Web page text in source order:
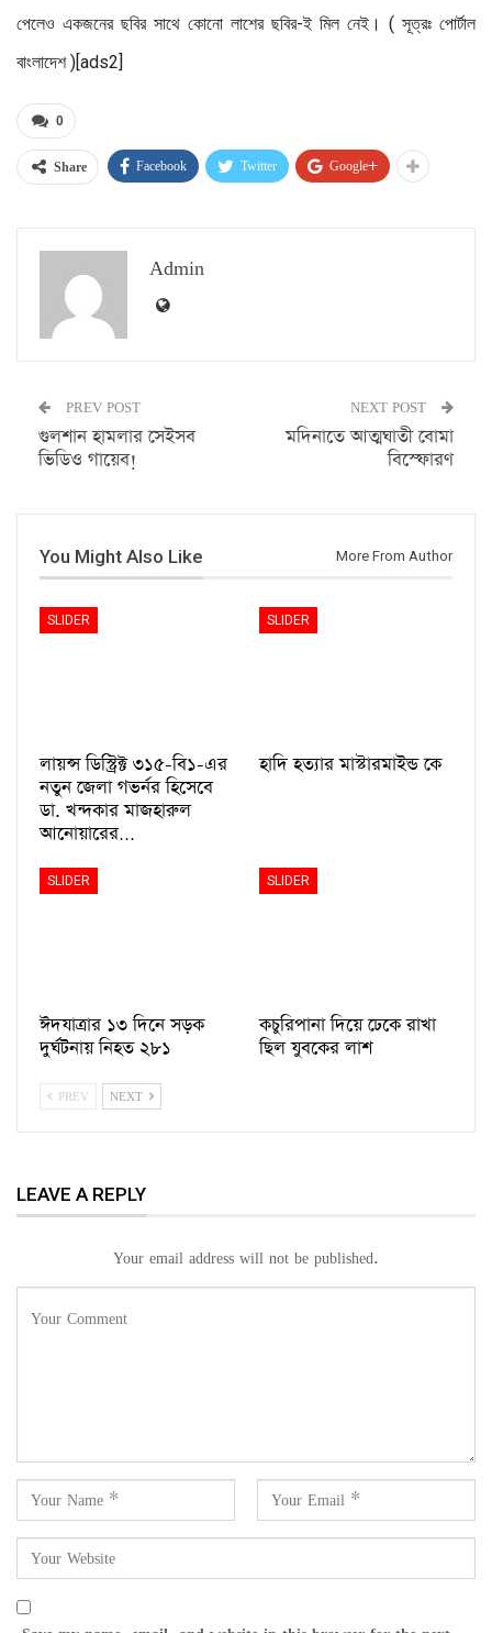
পেলেও একজনের ছবির সাথে কোনো লাশের ছবির-ই মিল নেই। ( সূত্রঃ পোর্টাল
বাংলাদেশ )[ads2]
0
Share Facebook Twitter Google+
Admin
PREV POST
গুলশান হামলার সেইসব
ভিডিও গায়েব!
NEXT POST
মদিনাতে আত্মঘাতী বোমা
বিস্ফোরণ
You Might Also Like More From Author
SLIDER
লায়ন্স ডিস্ট্রিক্ট ৩১৫-বি১-এর
নতুন জেলা গভর্নর হিসেবে
ডা. খন্দকার মাজহারুল
আনোয়ারের…
SLIDER
হাদি হত্যার মাস্টারমাইন্ড কে
SLIDER
ঈদযাত্রার ১৩ দিনে সড়ক
দুর্ঘটনায় নিহত ২৮১
SLIDER
কচুরিপানা দিয়ে ঢেকে রাখা
ছিল যুবকের লাশ
PREV NEXT
LEAVE A REPLY
Your email address will not be published.